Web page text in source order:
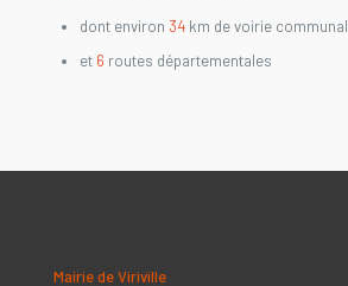
dont environ 34km de voirie
et 6 routes départementales
Mairie de Viriville